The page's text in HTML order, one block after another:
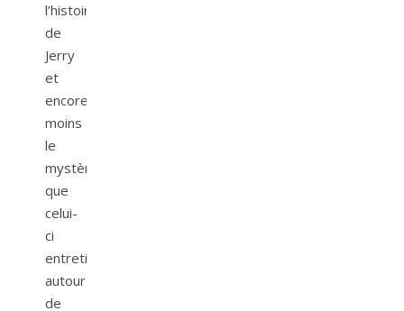
l’histoire
de
Jerry
et
encore
moins
le
mystère
que
celui-
ci
entretient
autour
de